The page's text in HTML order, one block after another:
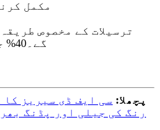
مکمل
ترسیلات کے مخصوص
گے۔40% جمع، 60% پک اپ ادائیگی۔
پچھلا: سی ایف ڈی سیریز کا
رنگ کی جیلی اور پڈنگ